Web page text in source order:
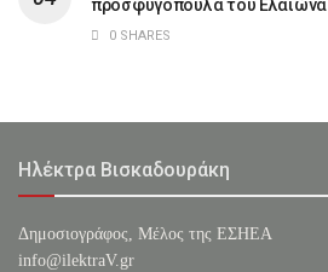
προσφυγόπουλα του Ελαιώνα
0 SHARES
Ηλέκτρα Βισκαδουράκη
Δημοσιογράφος, Μέλος της ΕΣHΕΑ
info@ilektraV.gr